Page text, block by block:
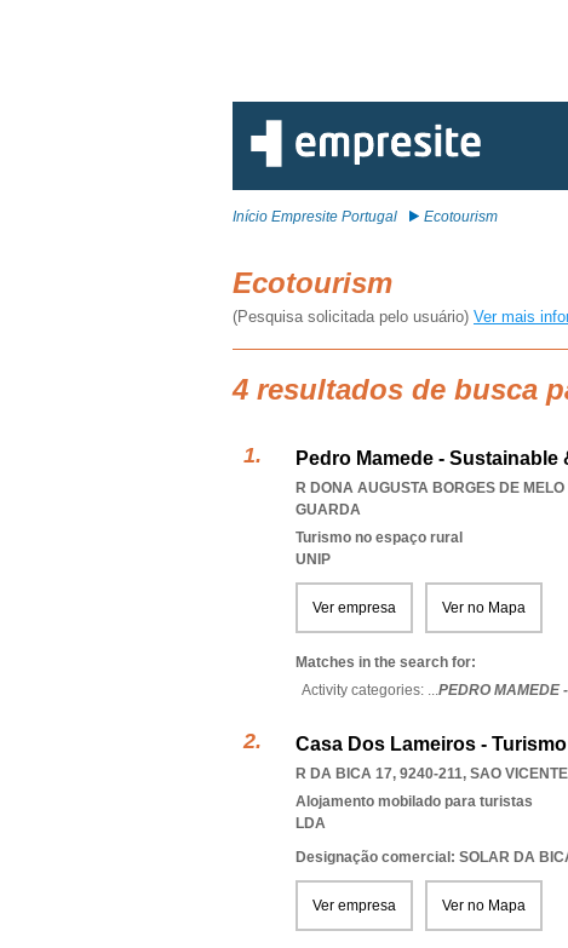
Início Empresite Portugal Ecotourism
Ecotourism
(Pesquisa solicitada pelo usuário) Ver mais
4 resultados de busca
Pedro Mamede -
R DONA AUGUSTA BORGES DE
GUARDA
Turismo no espaço rural
UNIP
Ver empresa Ver no Mapa
Matches in the search for:
Activity categories: ...PEDRO MAMEDE
Casa Dos Lameiros -
R DA BICA 17, 9240-211, SAO VICENTE
Alojamento mobilado para turistas
LDA
Designação comercial: SOLAR DA
Ver empresa Ver no Mapa